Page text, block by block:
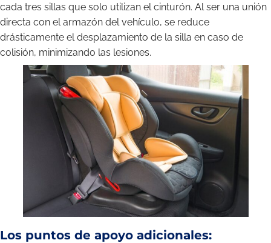
cada tres sillas que solo utilizan el cinturón. Al ser una unión
directa con el armazón del vehículo, se reduce
drásticamente el desplazamiento de la silla en caso de
colisión, minimizando las lesiones.
Los puntos de apoyo adicionales: